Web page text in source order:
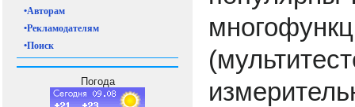
•Авторам
•Рекламодателям
•Поиск
Погода